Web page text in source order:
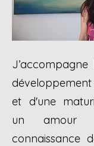
développement
et d'une
un amour
connaissance